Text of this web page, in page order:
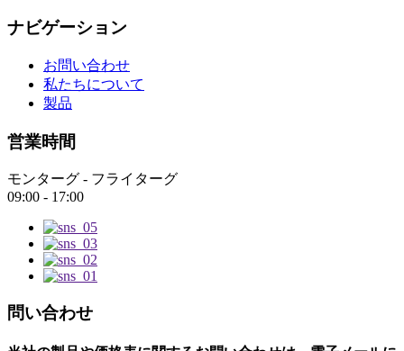
ナビゲーション
お問い合わせ
私たちについて
製品
営業時間
モンターグ - フライターグ
09:00 - 17:00
問い合わせ